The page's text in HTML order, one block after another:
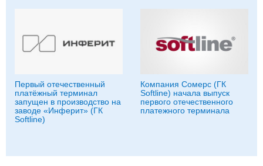
Первый отечественный
платёжный терминал
запущен в производство на
заводе «Инферит» (ГК
Softline)
Компания Сомерс (ГК
Softline) начала выпуск
первого отечественного
платежного терминала